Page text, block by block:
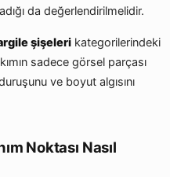
da değerlendirilmelidir.
şişeleri kategorilerindeki
sadece görsel parçası
ve boyut algısını
Noktası Nasıl